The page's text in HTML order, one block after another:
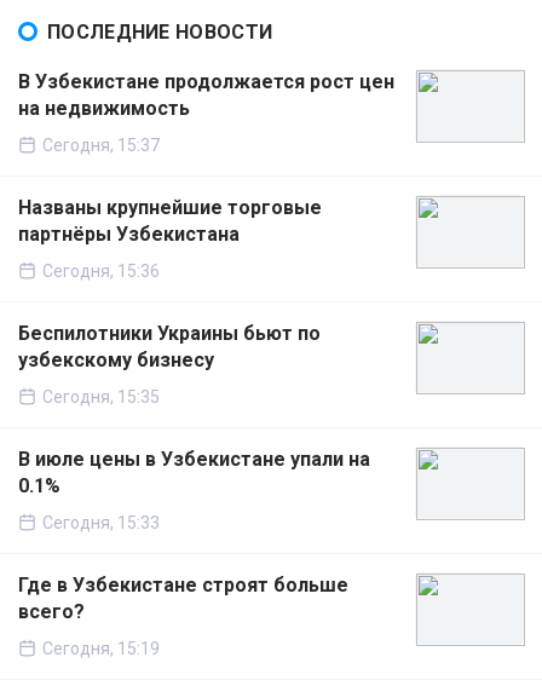
ПОСЛЕДНИЕ НОВОСТИ
В Узбекистане продолжается рост цен
на недвижимость
Сегодня, 15:37
Названы крупнейшие торговые
партнёры Узбекистана
Сегодня, 15:36
Беспилотники Украины бьют по
узбекскому бизнесу
Сегодня, 15:35
В июле цены в Узбекистане упали на
0.1%
Сегодня, 15:33
Где в Узбекистане строят больше
всего?
Сегодня, 15:19